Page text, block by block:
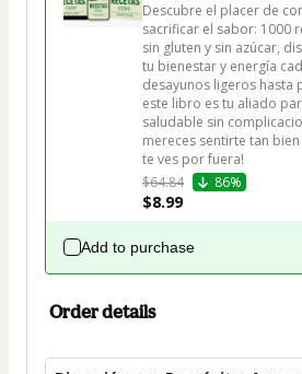
Descubre el placer de
sacrificar el sabor: 1000
sin gluten y sin azúcar,
tu bienestar y energía
desayunos ligeros hasta
este libro es tu aliado
saludable sin
mereces sentirte tan
te ves por fuera!
$64.84
86%
$8.99
Add to purchase
Order details